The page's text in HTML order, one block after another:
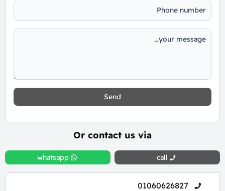
Send
Or contact us via
call
whatsapp
01060626827